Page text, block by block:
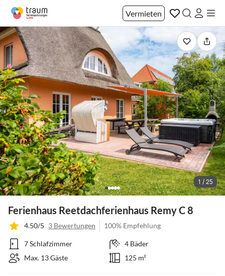
Vermieten
1 / 25
Ferienhaus Reetdachferienhaus Remy C 8
4.50/5 3 Bewertungen 100% Empfehlung
7 Schlafzimmer
4 Bäder
Max. 13 Gäste
125 m²